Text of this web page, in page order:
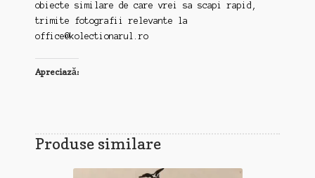
obiecte similare de care vrei sa scapi rapid,
trimite fotografii relevante la
office@kolectionarul.ro
Apreciază:
Produse similare